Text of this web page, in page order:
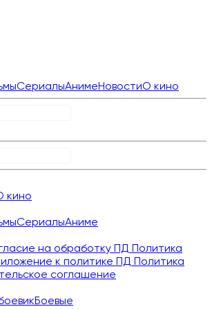
СериалыАнимеНовостиО кино
кино
СериалыАниме
на обработку ПД Политика
к политике ПД Политика
соглашение
Боевые